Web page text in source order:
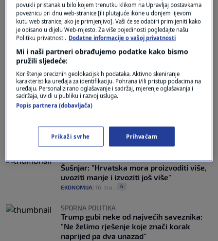
SITUACIJA NA TRŽIŠTU
Jako poskupjeli lijekovi u europskoj zemlji.
Provjerili smo kakvo je stanje u Hrvatskoj:
"Ove je važno imati kod kuće"
VIJESTI |3. svi.| 0
PREDSJEDNIK U KRAPINI
Milanović kritizirao Plenkovićevu vladu:
proizvodimo za sebe
VIJESTI|23. tra.
PODUZETNICI SU TEMELJ
Šušnjar: "Hrvatska mora proizvoditi više,
uvoziti manje i izvoziti još više"
EKONOMIJA 16. tra. 6
SPORNA POLITIKA
Trump gubi neke od najvećih saveznika:
"Ne želimo rješenje koje znači korak
naprijed pa dva unazad"
povukli pristanak u bilo kojem trenutku klikom na Upravljaj postavkama
poveznicu pri dnu web-stranice [ili plutajuće ikone u donjem lijevom
kutu web stranice, ako je primjenjivo]. Vaši će se odabiri primijeniti kako
je opisano u dijelu Web-mjesto. Za više pojedinosti pogledajte našu
Politiku privatnosti. Dodatne informacije o vašoj privatnosti
Mi i naši partneri obrađujemo podatke kako bismo
pružili sljedeće:
Korištenje preciznih geolokacijskih podataka. Aktivno skeniranje
karakteristika uređaja za identifikaciju. Pohrana i/ili pristup podacima na
uređaju. Personalizirano oglašavanje i sadržaj, mjerenje oglašavanja i
sadržaja, uvidi u publiku i razvoj usluga.
Popis partnera (dobavljača)
Prikaži svrhe Prihvaćam